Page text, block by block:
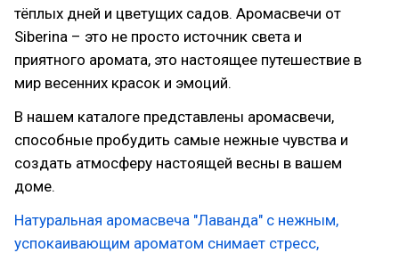
тёплых дней и цветущих садов. Аромасвечи от
Siberina – это не просто источник света и
приятного аромата, это настоящее путешествие в
мир весенних красок и эмоций.
В нашем каталоге представлены аромасвечи,
способные пробудить самые нежные чувства и
создать атмосферу настоящей весны в вашем
доме.
Натуральная аромасвеча "Лаванда" с нежным,
успокаивающим ароматом снимает стресс,